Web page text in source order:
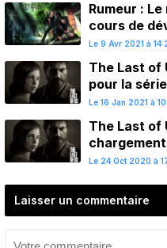
Rumeur :
cours de
Dog
Le 9 Avr 2021 à
The Last of
pour la
Le 16 Jan 2021 à
The Last of
sur PS4
Le 24 Oct 2020 à
Laisser un commentaire